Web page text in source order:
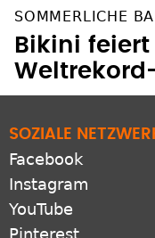
SOMMERLICHE
Bikini feiert
SOZIALE
Facebook
Instagram
YouTube